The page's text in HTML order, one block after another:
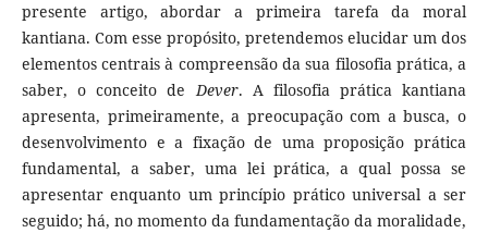
presente artigo, abordar a primeira tarefa da moral
kantiana. Com esse propósito, pretendemos elucidar um dos
elementos centrais à compreensão da sua filosofia prática, a
saber, o conceito deDever. A filosofia prática kantiana
apresenta, primeiramente, a preocupação com a busca, o
desenvolvimento e a fixação de uma proposição prática
fundamental, a saber, uma lei prática, a qual possa se
apresentar enquanto um princípio prático universal a ser
seguido; há, no momento da fundamentação da moralidade,